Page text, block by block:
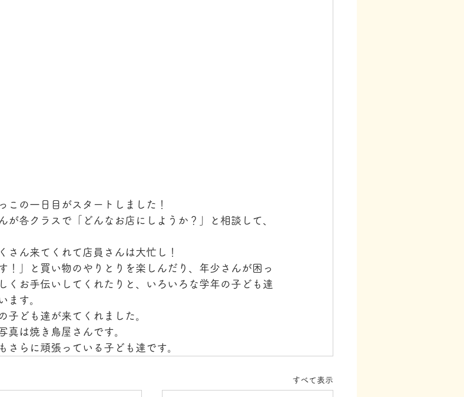
この一日目がスタートしました！
が各クラスで「どんなお店にしようか？」と相談して、
さん来てくれて店員さんは大忙し！
！」と買い物のやりとりを楽しんだり、年少さんが困っ
くお手伝いしてくれたりと、いろいろな学年の子ども達
ます。
子ども達が来てくれました。
真は焼き鳥屋さんです。
さらに頑張っている子ども達です。
すべて表示